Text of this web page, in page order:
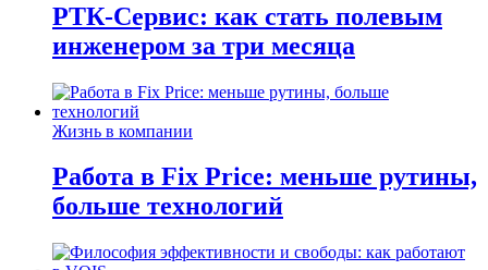
РТК-Сервис: как стать полевым
инженером за три месяца
Жизнь в компании
Работа в Fix Price: меньше рутины,
больше технологий